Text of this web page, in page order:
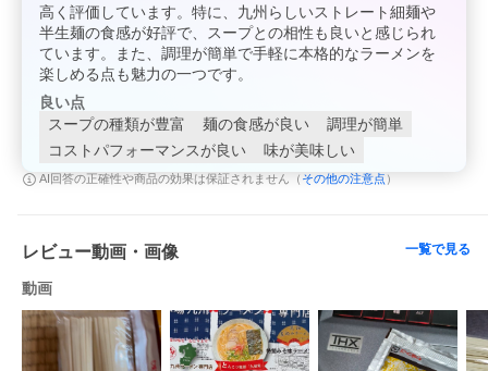
高く評価しています。特に、九州らしいストレート細麺や
半生麺の食感が好評で、スープとの相性も良いと感じられ
ています。また、調理が簡単で手軽に本格的なラーメンを
楽しめる点も魅力の一つです。
良い点
スープの種類が豊富
麺の食感が良い
調理が簡単
コストパフォーマンスが良い
味が美味しい
AI回答の正確性や商品の効果は保証されません（ その他の注意点 ）
レビュー動画・画像 一覧で見る
動画